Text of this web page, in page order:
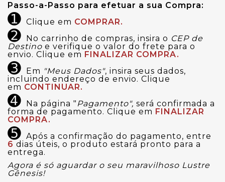
Passo-a-Passo para efetuar a sua Compra:
➊ Clique em COMPRAR.
➋ No carrinho de compras, insira o CEP de
Destino e verifique o valor do frete para o
envio. Clique em FINALIZAR COMPRA.
➌ Em "Meus Dados", insira seus dados,
incluindo endereço de envio. Clique
em CONTINUAR.
➍ Na página " Pagamento", será confirmada a
forma de pagamento. Clique em FINALIZAR
COMPRA.
➎ Após a confirmação do pagamento, entre
6 dias úteis, o produto estará pronto para a
entrega.
Agora é só aguardar o seu maravilhoso Lustre
Gênesis!